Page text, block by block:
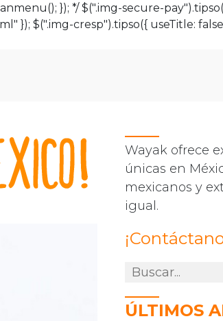
}); */ $(".img-secure-
}); $(".img-cresp").tipso({ useTitle:
Wayak ofrece
únicas en
mexicanos y
igual.
ÚLTIMOS